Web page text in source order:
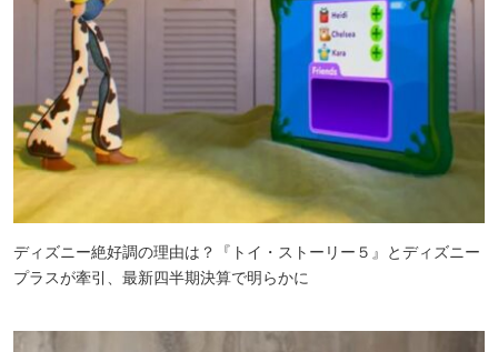
ディズニー絶好調の理由は？『トイ・ストーリー５』とディズニー
プラスが牽引、最新四半期決算で明らかに